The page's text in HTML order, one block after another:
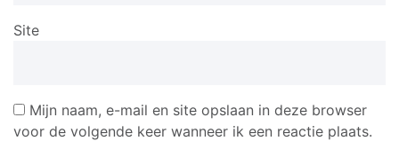
Site
Mijn naam, e-mail en site opslaan in deze browser
voor de volgende keer wanneer ik een reactie plaats.